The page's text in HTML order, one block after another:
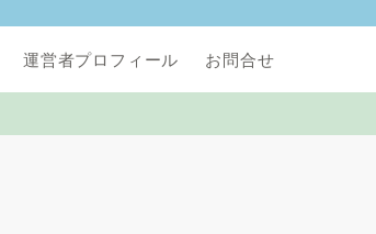
運営者プロフィール お問合せ